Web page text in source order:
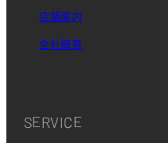
店舗案内
会社概要
SERVICE